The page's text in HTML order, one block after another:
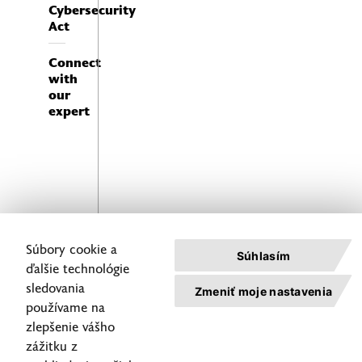
Súbory cookie a
ďalšie technológie
sledovania
používame na
zlepšenie vášho
zážitku z
Súhlasím
Zmeniť moje nastavenia
Cybersecurity
Act
Connect
with
our
expert
Consultation
with an